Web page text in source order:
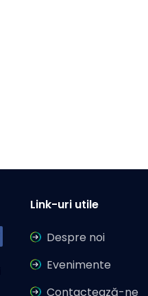
Link-uri utile
Despre noi
Evenimente
Contactează-ne